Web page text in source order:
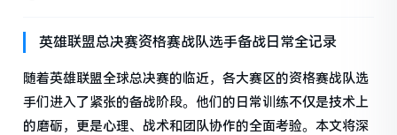
英雄联盟总决赛资格赛战队选手备战日常全记录
随着英雄联盟全球总决赛的临近，各大赛区的资格赛战队选
手们进入了紧张的备战阶段。他们的日常训练不仅是技术上
的磨砺，更是心理、战术和团队协作的全面考验。本文将深